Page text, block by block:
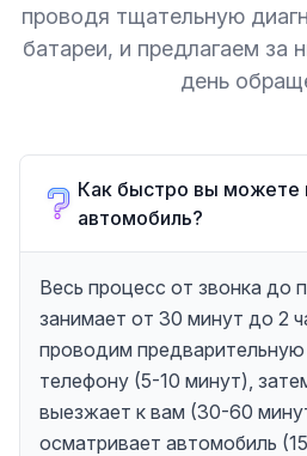
проводя тщательную
батареи, и предлагаем за
день
Как быстро вы можете
автомобиль?
Весь процесс от звонка до
занимает от 30 минут до 2
проводим
телефону (5-10 минут),
выезжает к вам (30-60
осматривает автомобиль